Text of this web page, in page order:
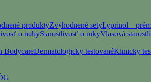
produktyZvýhodnené setyLyprinol –
o nohyStarostlivosť o rukyVlasová
BodycareDermatologicky testovanéKlinicky